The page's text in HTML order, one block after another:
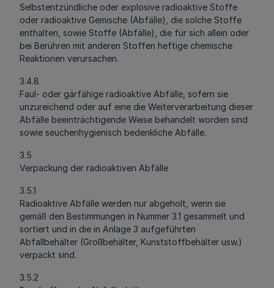
Selbstentzündliche oder explosive radioaktive Stoffe
oder radioaktive Gemische (Abfälle), die solche Stoffe
enthalten, sowie Stoffe (Abfälle), die für sich allein oder
bei Berühren mit anderen Stoffen heftige chemische
Reaktionen verursachen.
3.4.8
Faul- oder gärfähige radioaktive Abfälle, sofern sie
unzureichend oder auf eine die Weiterverarbeitung dieser
Abfälle beeinträchtigende Weise behandelt worden sind
sowie seuchenhygienisch bedenkliche Abfälle.
3.5
Verpackung der radioaktiven Abfälle
3.5.1
Radioaktive Abfälle werden nur abgeholt, wenn sie
gemäß den Bestimmungen in Nummer 3.1 gesammelt und
sortiert und in die in Anlage 3 aufgeführten
Abfallbehälter (Großbehälter, Kunststoffbehälter usw.)
verpackt sind.
3.5.2